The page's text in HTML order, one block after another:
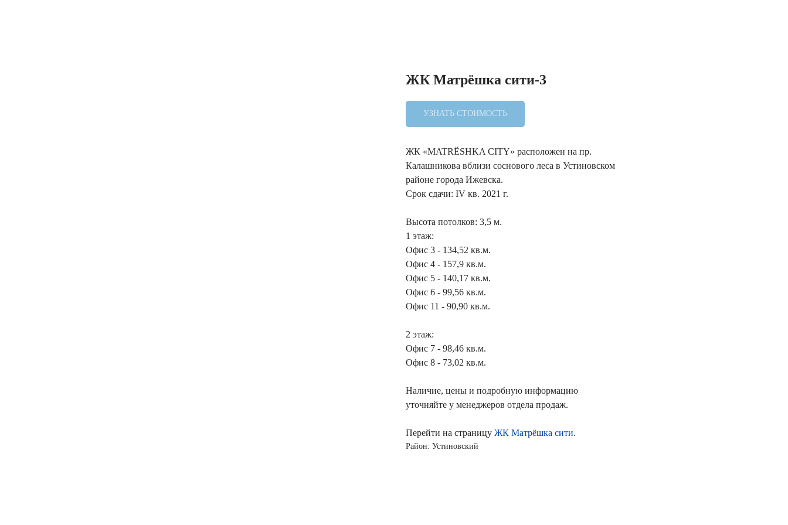
ЖК Матрёшка сити-3
УЗНАТЬ СТОИМОСТЬ
ЖК «MATRЁSHKA CITY» расположен на пр.
Калашникова вблизи соснового леса в Устиновском
районе города Ижевска.
Срок сдачи: IV кв. 2021 г.
Высота потолков: 3,5 м.
1 этаж:
Офис 3 - 134,52 кв.м.
Офис 4 - 157,9 кв.м.
Офис 5 - 140,17 кв.м.
Офис 6 - 99,56 кв.м.
Офис 11 - 90,90 кв.м.
2 этаж:
Офис 7 - 98,46 кв.м.
Офис 8 - 73,02 кв.м.
Наличие, цены и подробную информацию
уточняйте у менеджеров отдела продаж.
Перейти на страницу ЖК Матрёшка сити.
Район: Устиновский